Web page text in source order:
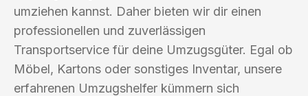
umziehen kannst. Daher bieten wir dir einen
professionellen und zuverlässigen
Transportservice für deine Umzugsgüter. Egal ob
Möbel, Kartons oder sonstiges Inventar, unsere
erfahrenen Umzugshelfer kümmern sich